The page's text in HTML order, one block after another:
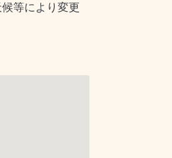
等により変更